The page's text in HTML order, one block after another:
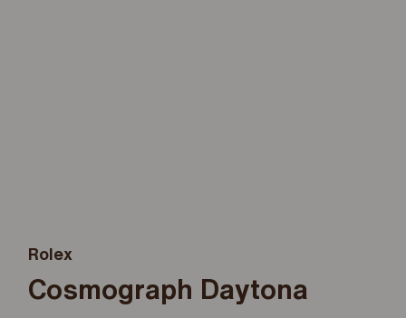
Rolex
Cosmograph Daytona